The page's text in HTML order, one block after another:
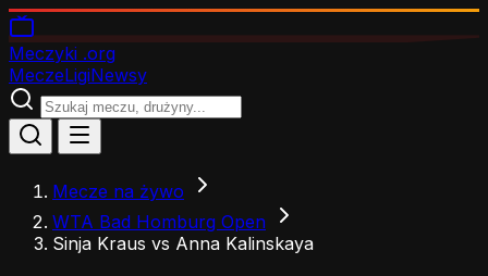
Meczyki .org
MeczeLigiNewsy
Mecze na żywo
WTA Bad Homburg Open
Sinja Kraus vs Anna Kalinskaya